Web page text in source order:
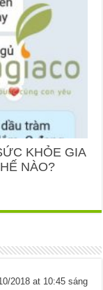
KHỎE GIA
NÀO?
2018 at 10:45 sáng